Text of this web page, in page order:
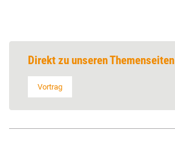
Direkt zu unseren Themenseiten
Vortrag